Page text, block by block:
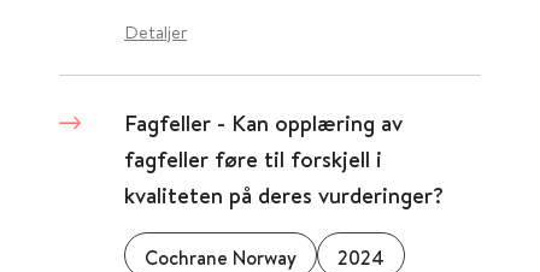
Detaljer
Fagfeller - Kan opplæring av
fagfeller føre til forskjell i
kvaliteten på deres vurderinger?
Cochrane Norway 2024